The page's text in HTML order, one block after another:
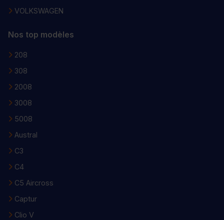
VOLKSWAGEN
Nos top modèles
208
308
2008
3008
5008
Austral
C3
C4
C5 Aircross
Captur
Clio V